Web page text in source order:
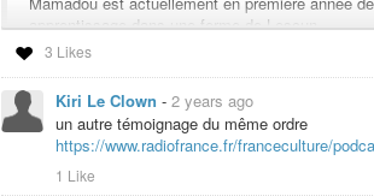
apprentissage dans une ferme de Lescun.
Ce que Mamadou apprend, il souhaite le
“Plus tard, je voudrais essayer de ramener
Demain, tout peut changer”.
#immigration #migrants #agriculture
3 Likes
Kiri Le Clown - 2 years ago
un autre témoignage du même ordre
https://www.radiofrance.fr/franceculture/
1 Like